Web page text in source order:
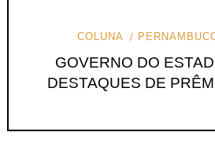
COLUNA
GOVERNO DO
DESTAQUES DE